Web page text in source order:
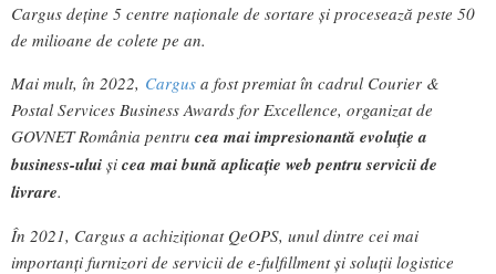
Cargus deține 5 centre naționale de sortare și procesează peste 50
de milioane de colete pe an.
Mai mult, în 2022, Cargus a fost premiat în cadrul Courier &
Postal Services Business Awards for Excellence, organizat de
GOVNET România pentru cea mai impresionantă evoluție a
business-ului și cea mai bună aplicație web pentru servicii de
livrare.
În 2021, Cargus a achiziționat QeOPS, unul dintre cei mai
importanți furnizori de servicii de e-fulfillment și soluții logistice